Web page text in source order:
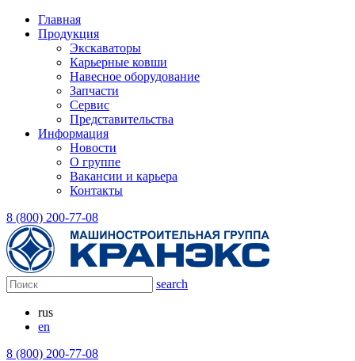
Главная
Продукция
Экскаваторы
Карьерные ковши
Навесное оборудование
Запчасти
Сервис
Представительства
Информация
Новости
О группе
Вакансии и карьера
Контакты
8 (800) 200-77-08
search
rus
en
8 (800) 200-77-08